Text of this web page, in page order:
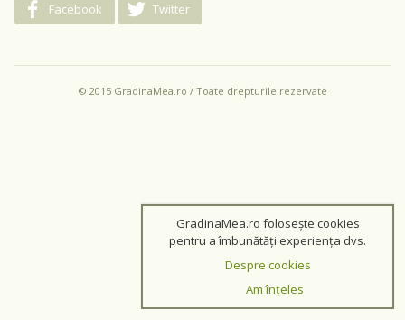
Facebook Twitter
© 2015 GradinaMea.ro / Toate drepturile rezervate
GradinaMea.ro folosește cookies
pentru a îmbunătăți experiența dvs.
Despre cookies
Am înțeles